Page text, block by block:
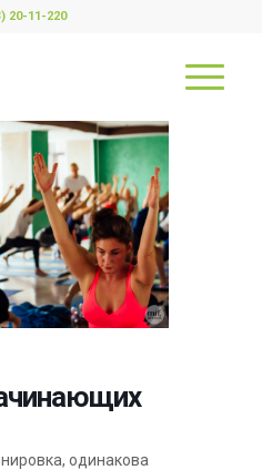
20-11-220
одинакова